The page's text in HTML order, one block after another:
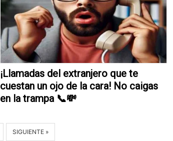
¡Llamadas del extranjero que te
cuestan un ojo de la cara! No caigas
en la trampa 📞💸
SIGUIENTE »